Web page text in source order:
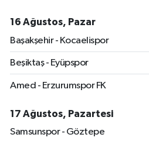
16 Ağustos, Pazar
Başakşehir - Kocaelispor
Beşiktaş - Eyüpspor
Amed - Erzurumspor FK
17 Ağustos, Pazartesi
Samsunspor - Göztepe